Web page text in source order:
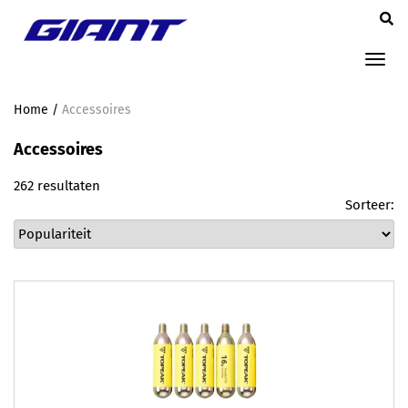
Home / Accessoires
Accessoires
262 resultaten
Sorteer: